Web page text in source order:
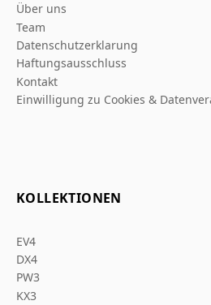
Über uns
Team
Datenschutzerklarung
Haftungsausschluss
Kontakt
Einwilligung zu Cookies &
KOLLEKTIONEN
EV4
DX4
PW3
KX3